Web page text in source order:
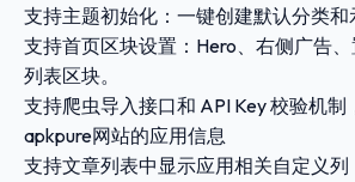
支持主题初始化：一键创建默认分类和
支持首页区块设置：Hero、右侧广告
列表区块。
支持爬虫导入接口和 API Key 校验机制
apkpure网站的应用信息
支持文章列表中显示应用相关自定义列